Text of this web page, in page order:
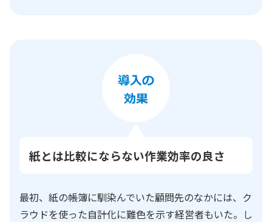
紙とは比較にならない作業効率の良さ
最初、紙の帳簿に馴染んでいた顧問先のなかには、ク
ラウドを使った自計化に難色を示す経営者もいた。し